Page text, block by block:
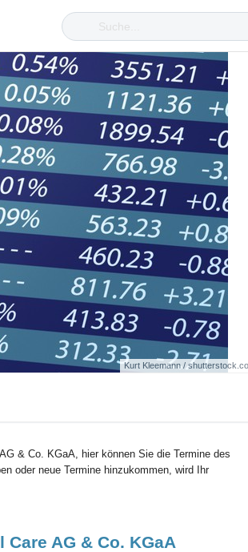
Kurt Kleemann /
& Co. KGaA, hier können Sie die Termine des
oder neue Termine hinzukommen, wird Ihr
AG & Co. KGaA